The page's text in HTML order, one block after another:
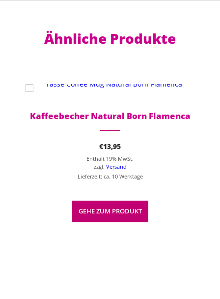
Ähnliche Produkte
Kaffeebecher Natural Born Flamenca
€13,95
Enthält 19% MwSt.
zzgl. Versand
Lieferzeit: ca. 10 Werktage
GEHE ZUM PRODUKT